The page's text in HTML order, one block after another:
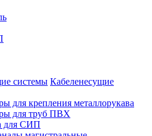
Кабеленесущие
для крепления металлорукава
для труб ПВХ
для СИП